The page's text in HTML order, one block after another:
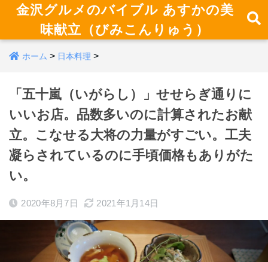
金沢グルメのバイブル あすかの美
味献立（びみこんりゅう）
ホーム > 日本料理 >
「五十嵐（いがらし）」せせらぎ通りに
いいお店。品数多いのに計算されたお献
立。こなせる大将の力量がすごい。工夫
凝らされているのに手頃価格もありがた
い。
2020年8月7日 2021年1月14日